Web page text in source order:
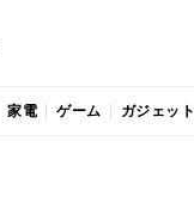
家電 ゲーム ガジェット